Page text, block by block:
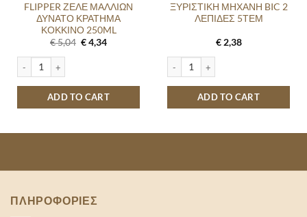
FLIPPER ΖΕΛΕ ΜΑΛΛΙΩΝ
ΔΥΝΑΤΟ ΚΡΑΤΗΜΑ
ΚΟΚΚΙΝΟ 250ML
€5,04 Original
price
€4,34Current
FLIPPER ΖΕΛΕ ΜΑΛΛΙΩΝ ΔΥΝΑΤΟ ΚΡΑΤΗΜΑ ΚΟΚΚΙΝΟ 250ML quantity
ADD TO CART
ΞΥΡΙΣΤΙΚΗ ΜΗΧΑΝΗ BIC 2
ΛΕΠΙΔΕΣ 5ΤΕΜ
€2,38
ΞΥΡΙΣΤΙΚΗ ΜΗΧΑΝΗ BIC 2
ADD TO CART
ΠΛΗΡΟΦΟΡΙΕΣ